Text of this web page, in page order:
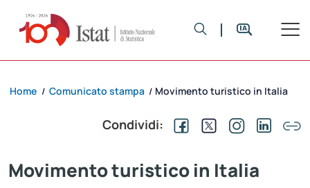
Home / Comunicato stampa / Movimento turistico in Italia
Condividi:
Movimento turistico in Italia